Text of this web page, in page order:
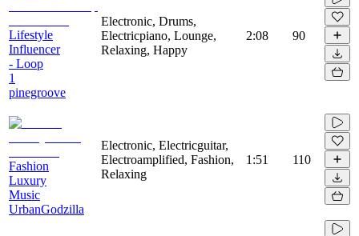
Lifestyle
Influencer
- Loop
1
pinegroove
Electronic, Drums,
Electricpiano, Lounge,
Relaxing, Happy
2:08 90
Fashion
Luxury
Music
UrbanGodzilla
Electronic, Electricguitar,
Electroamplified, Fashion,
Relaxing
1:51 110